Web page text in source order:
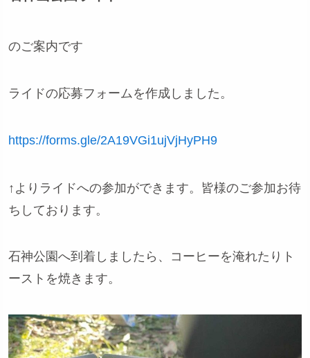
のご案内です
ライドの応募フォームを作成しました。
https://forms.gle/2A19VGi1ujVjHyPH9
↑よりライドへの参加ができます。皆様のご参加お待
ちしております。
石神公園へ到着しましたら、コーヒーを淹れたりト
ーストを焼きます。